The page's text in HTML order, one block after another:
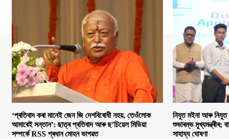
‘প্ৰতিবাদ কৰা মানেই জেন জি দেশবিৰোধী নহয়, তেওঁলোক
আমাৰেই সন্তান’: ছাত্ৰ প্ৰতিবাদ আৰু ছ’চিয়েল মিডিয়া
সম্পৰ্কে RSS প্ৰধান মোহন ভাগৱত
নিযুত মইনা আৰু নিযুত
শুভাৰম্ভ মুখ্যমন্ত্ৰীৰ;
সাহায্য ঘোষণা